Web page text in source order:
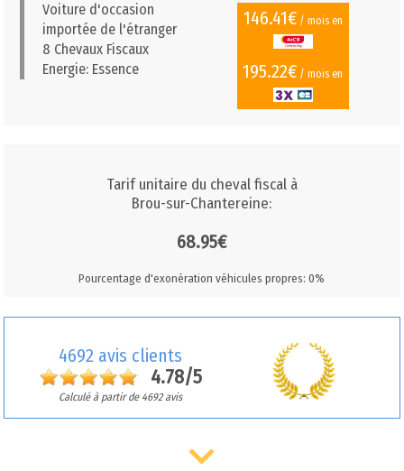
Voiture d'occasion
importée de l'étranger
8 Chevaux Fiscaux
Energie: Essence
146.41€/ mois en
195.22€ / mois en
Tarif unitaire du cheval fiscal à
Brou-sur-Chantereine:
68.95€
Pourcentage d'exonération véhicules propres: 0%
4692 avis clients
4.78/5
Calculé à partir de 4692 avis